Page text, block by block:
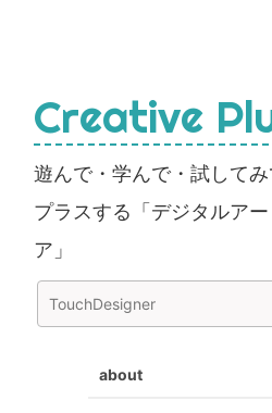
Creative
遊んで・学んで・試して
プラスする「デジタルア
ア」
about